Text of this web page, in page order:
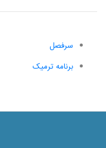
سرفصل
برنامه ترمیک